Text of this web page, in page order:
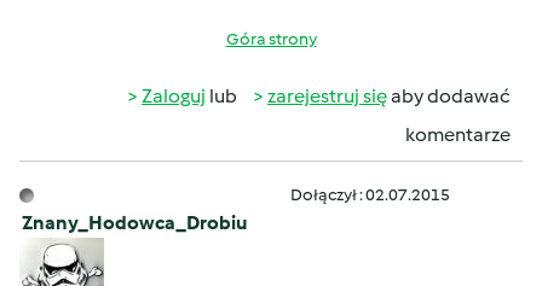
Góra strony
Zaloguj lub zarejestruj sięaby dodawać
komentarze
Znany_Hodowca_Drobiu
Dołączył : 02.07.2015